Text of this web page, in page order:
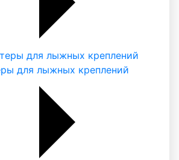
для лыжных креплений